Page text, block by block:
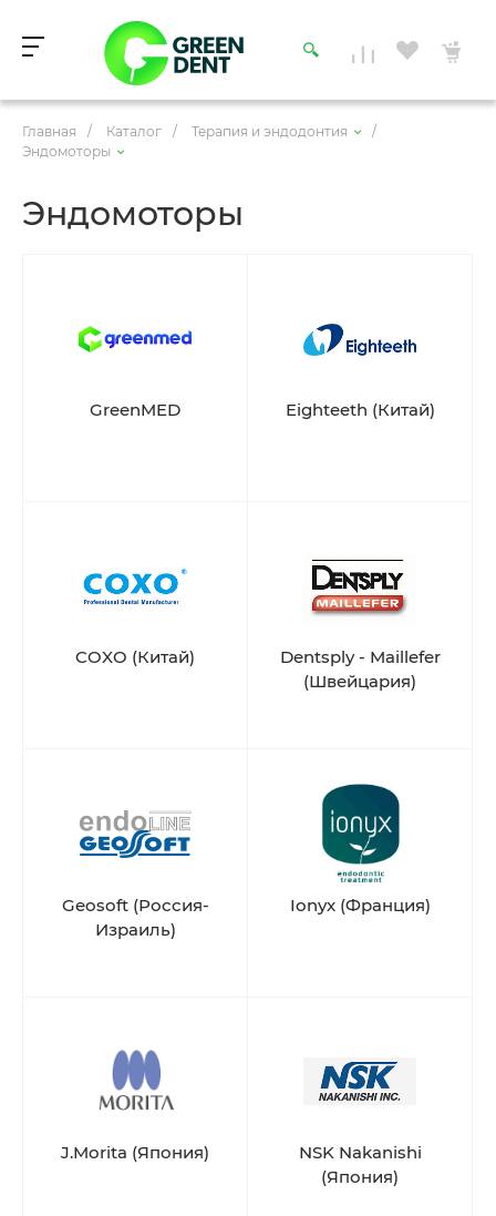
Главная / Каталог / Терапия и эндодонтия
/
Эндомоторы
Эндомоторы
GreenMED Eighteeth (Китай)
COXO (Китай)
Dentsply - Maillefer
(Швейцария)
Geosoft (Россия-
Израиль)
Ionyx (Франция)
J.Morita (Япония)
NSK Nakanishi
(Япония)